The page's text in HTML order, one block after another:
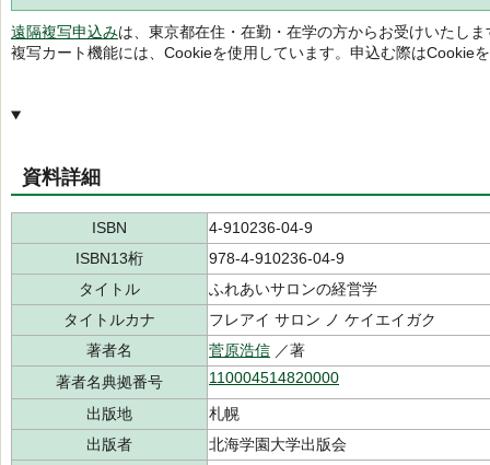
遠隔複写申込みは、東京都在住・在勤・在学の方からお受けいたしま
複写カート機能には、Cookieを使用しています。申込む際はCookie
資料詳細
ISBN
4-910236-04-9
ISBN13桁
978-4-910236-04-9
タイトル
ふれあいサロンの経営学
タイトルカナ
フレアイ サロン ノ ケイエイガク
著者名
菅原浩信 ／著
著者名典拠番号
110004514820000
出版地
札幌
出版者
北海学園大学出版会